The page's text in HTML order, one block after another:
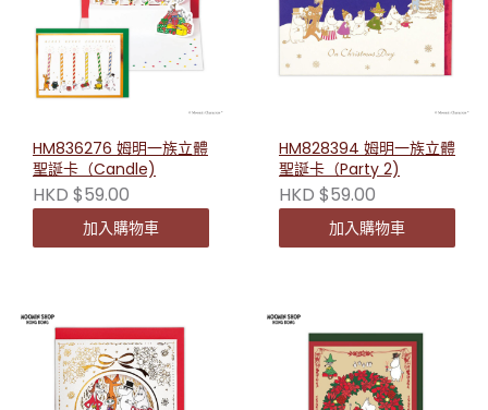
HM836276 姆明一族立體
聖誕卡（Candle)
HKD $59.00
加入購物車
HM828394 姆明一族立體
聖誕卡（Party 2)
HKD $59.00
加入購物車